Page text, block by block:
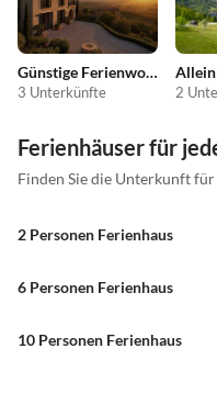
Günstige Ferienwohnungen
3 Unterkünfte 2
Ferienhäuser für
Finden Sie die Unterkunft
2 Personen Ferienhaus
6 Personen Ferienhaus
10 Personen Ferienhaus